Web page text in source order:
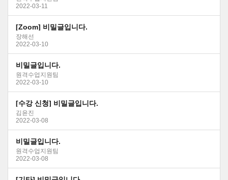
2022-03-11
[Zoom] 비밀글입니다.
장해선
2022-03-10
비밀글입니다.
원격수업지원팀
2022-03-10
[수강 신청] 비밀글입니다.
김윤진
2022-03-08
비밀글입니다.
원격수업지원팀
2022-03-08